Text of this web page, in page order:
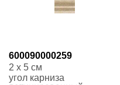
600090000259
2 x 5 см
угол карниза